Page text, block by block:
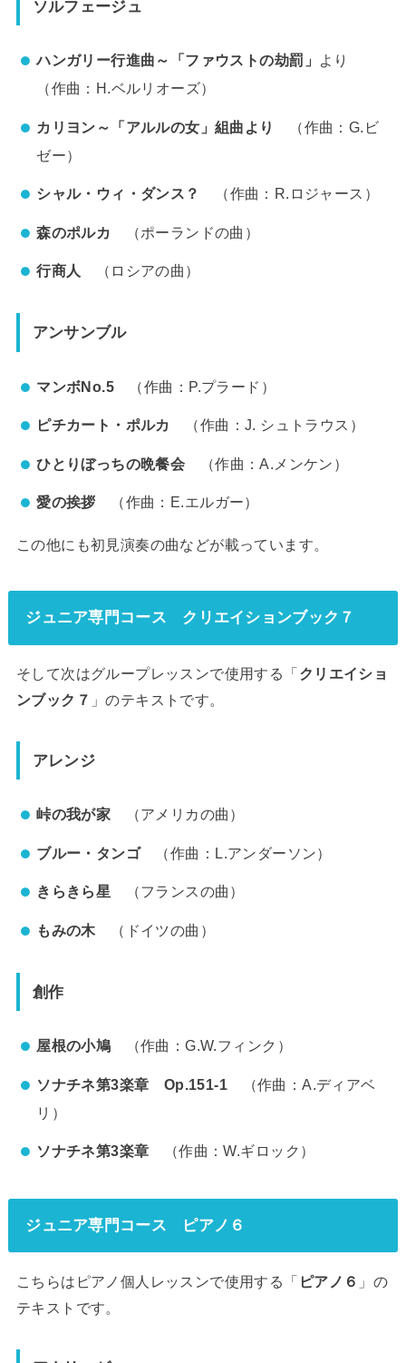
ソルフェージュ
ハンガリー行進曲～「ファウストの劫罰」
より
（作曲：H.ベルリオーズ）
カリヨン～「アルルの女」組曲より
（作曲：G.ビ
ゼー）
シャル・ウィ・ダンス？ （作曲：R.ロジャース）
森のポルカ （ポーランドの曲）
行商人 （ロシアの曲）
アンサンブル
マンボNo.5 （作曲：P.プラード）
ピチカート・ポルカ （作曲：J. シュトラウス）
ひとりぼっちの晩餐会 （作曲：A.メンケン）
愛の挨拶 （作曲：E.エルガー）
この他にも初見演奏の曲などが載っています。
ジュニア専門コース クリエイションブック７
そして次はグループレッスンで使用する「クリエイショ
ンブック７ 」のテキストです。
アレンジ
峠の我が家 （アメリカの曲）
ブルー・タンゴ（作曲：L.アンダーソン）
きらきら星 （フランスの曲）
もみの木（ドイツの曲）
創作
屋根の小鳩 （作曲：G.W.フィンク）
ソナチネ第3楽章 Op.151-1 （作曲：A.ディアベ
リ）
ソナチネ第3楽章 （作曲：W.ギロック）
ジュニア専門コース ピアノ６
こちらはピアノ個人レッスンで使用する「 ピアノ６ 」の
テキストです。